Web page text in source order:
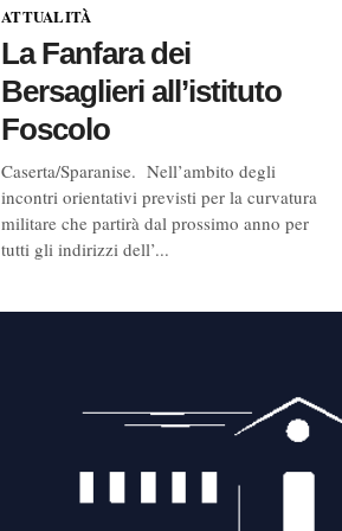
ATTUALITÀ
La Fanfara dei
Bersaglieri all’istituto
Foscolo
Caserta/Sparanise. Nell’ambito degli
incontri orientativi previsti per la curvatura
militare che partirà dal prossimo anno per
tutti gli indirizzi dell’...